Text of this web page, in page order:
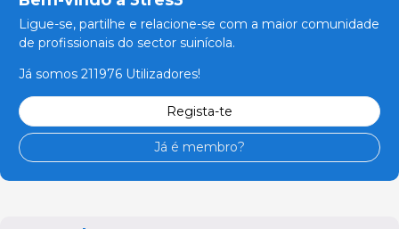
Ligue-se, partilhe e relacione-se com a maior comunidade
de profissionais do sector suinícola.
Já somos 211976 Utilizadores!
Regista-te
Já é membro?